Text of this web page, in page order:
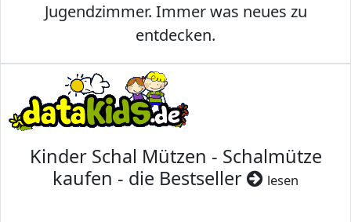
Jugendzimmer. Immer was neues zu
entdecken.
Kinder Schal Mützen - Schalmütze
kaufen - die Bestseller
lesen